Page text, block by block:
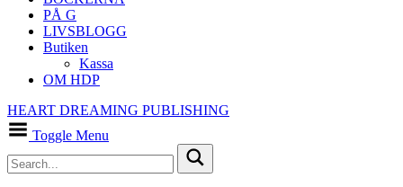
PÅ G
LIVSBLOGG
Butiken
Kassa
OM HDP
HEART DREAMING PUBLISHING
Toggle Menu